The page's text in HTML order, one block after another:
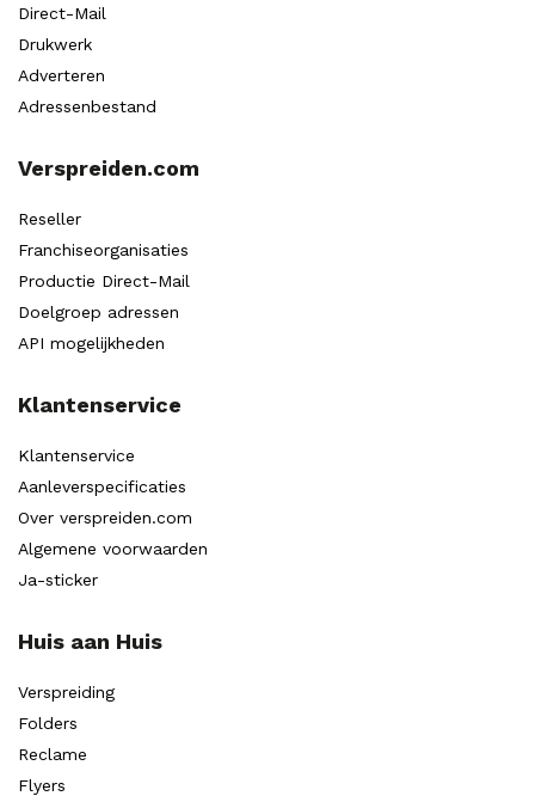
Direct-Mail
Drukwerk
Adverteren
Adressenbestand
Verspreiden.com
Reseller
Franchiseorganisaties
Productie Direct-Mail
Doelgroep adressen
API mogelijkheden
Klantenservice
Klantenservice
Aanleverspecificaties
Over verspreiden.com
Algemene voorwaarden
Ja-sticker
Huis aan Huis
Verspreiding
Folders
Reclame
Flyers